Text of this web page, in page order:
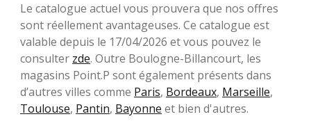
Le catalogue actuel vous prouvera que nos offres
sont réellement avantageuses. Ce catalogue est
valable depuis le 17/04/2026 et vous pouvez le
consulter zde. Outre Boulogne-Billancourt, les
magasins Point.P sont également présents dans
d’autres villes comme Paris, Bordeaux, Marseille,
Toulouse, Pantin, Bayonne et bien d'autres.